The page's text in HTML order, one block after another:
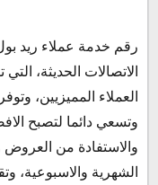
رقم خدمة عملاء
وكيل ريد بول في
رقم ريد بول
كيف اعرف رقم
كيفية تفعيل
كيفية تجديد باقة
رقم خدمة عملاء ريد
الاتصالات الحديثة،
العملاء المميزيين،
وتسعي دائما لتصبح
والاستفادة من
الشهرية والاسبوعية،